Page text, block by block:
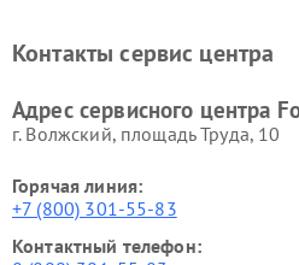
Контакты сервис центра
Адрес сервисного центра
г. Волжский, площадь Труда, 10
Горячая линия:
+7 (800) 301-55-83
Контактный телефон: